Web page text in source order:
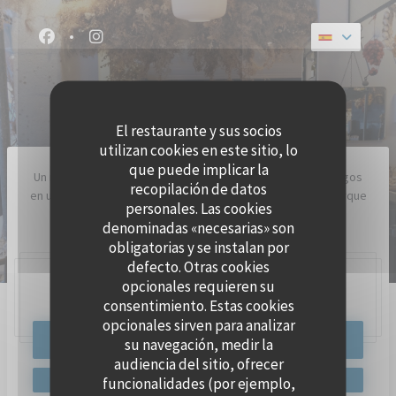
Personalización de sus opciones de cookies
El restaurante y sus socios
utilizan cookies en este sitio, lo
que puede implicar la
recopilación de datos
personales. Las cookies
denominadas «necesarias» son
obligatorias y se instalan por
defecto. Otras cookies
opcionales requieren su
consentimiento. Estas cookies
opcionales sirven para analizar
su navegación, medir la
audiencia del sitio, ofrecer
funcionalidades (por ejemplo,
Facebook ((abre en una nueva ventana))
Instagram ((abre en una nueva ventana))
RESTAURANTE TRADICIONAL
Un italiano italiano donde te acurrucas con familiares o amigos
en un banco para compartir una pizza como en Nápoles, porque
es el corazón de Gemma.
63 Rue Traversière, 75012 Paris
RESERVAR UNA MESA